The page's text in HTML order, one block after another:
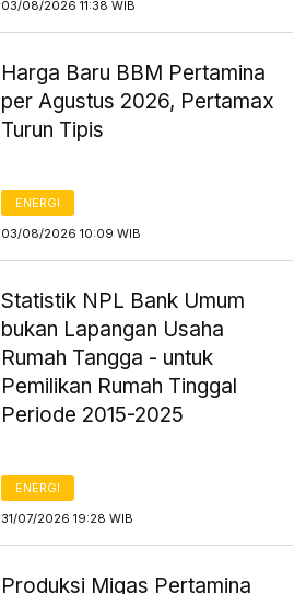
03/08/2026 11:38 WIB
Harga Baru BBM Pertamina
per Agustus 2026, Pertamax
Turun Tipis
ENERGI
03/08/2026 10:09 WIB
Statistik NPL Bank Umum
bukan Lapangan Usaha
Rumah Tangga - untuk
Pemilikan Rumah Tinggal
Periode 2015-2025
ENERGI
31/07/2026 19:28 WIB
Produksi Migas Pertamina